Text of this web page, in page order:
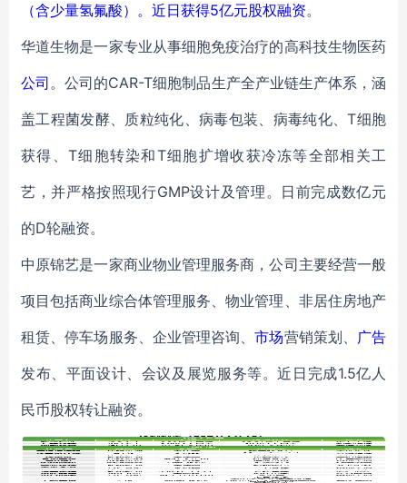
（含少量氢氟酸）。近日获得5亿元股权融资。
华道生物是一家专业从事细胞免疫治疗的高科技生物医药
公司。公司的CAR-T细胞制品生产全产业链生产体系，涵
盖工程菌发酵、质粒纯化、病毒包装、病毒纯化、T细胞
获得、T细胞转染和T细胞扩增收获冷冻等全部相关工
艺，并严格按照现行GMP设计及管理。日前完成数亿元
的D轮融资。
中原锦艺是一家商业物业管理服务商，公司主要经营一般
项目包括商业综合体管理服务、物业管理、非居住房地产
租赁、停车场服务、企业管理咨询、市场营销策划、 广告
发布、平面设计、会议及展览服务等。近日完成1.5亿人
民币股权转让融资。